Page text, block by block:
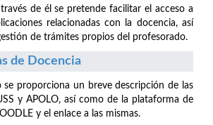
de él se pretende facilitar el acceso a
relacionadas con la docencia, así
de trámites propios del profesorado.
de Docencia
se proporciona un breve descripción de las
y APOLO, así como de la plataforma de
y el enlace a las mismas.